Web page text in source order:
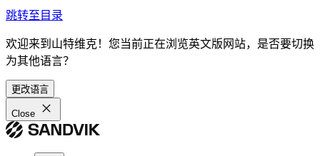
跳转至目录
欢迎来到山特维克！您当前正在浏览英文版网站，是否要切换
为其他语言？
更改语言
Close